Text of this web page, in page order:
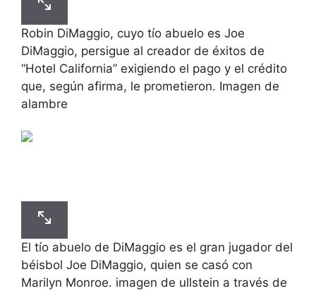
Robin DiMaggio, cuyo tío abuelo es Joe
DiMaggio, persigue al creador de éxitos de
“Hotel California” exigiendo el pago y el crédito
que, según afirma, le prometieron. Imagen de
alambre
El tío abuelo de DiMaggio es el gran jugador del
béisbol Joe DiMaggio, quien se casó con
Marilyn Monroe. imagen de ullstein a través de